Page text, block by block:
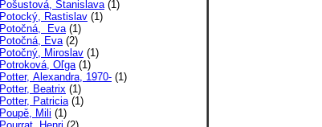
Pošustová, Stanislava(1)
Potocký, Rastislav (1)
Potočná, Eva(1)
Potočná, Eva(2)
Potočný, Miroslav (1)
Potroková, Oľga(1)
Potter, Alexandra, 1970- (1)
Potter, Beatrix (1)
Potter, Patricia(1)
Poupě, Mili (1)